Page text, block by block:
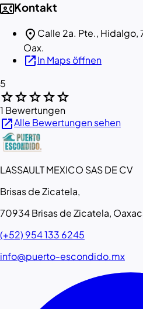
contact_phoneKontakt
location_on Calle 2a. Pte., Hidalgo,
Oax.
open_in_newIn Maps öffnen
5
starstarstarstarstar
1 Bewertungen
open_in_newAlle Bewertungen sehen
LASSAULT MEXICO SAS DE CV
Brisas de Zicatela,
70934 Brisas de Zicatela,
(+52) 954 133 6245
info@puerto-escondido.mx